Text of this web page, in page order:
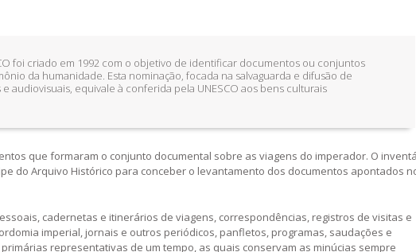
foi criado em 1992 com o objetivo de identificar documentos ou conjuntos
da humanidade. Esta nominação, focada na salvaguarda e difusão de
audiovisuais, equivale à conferida pela UNESCO aos bens culturais
que formaram o conjunto documental sobre as viagens do imperador. O
do Arquivo Histórico para conceber o levantamento dos documentos apontados
cadernetas e itinerários de viagens, correspondências, registros de visitas e
imperial, jornais e outros periódicos, panfletos, programas, saudações e
representativas de um tempo, as quais conservam as minúcias sempre